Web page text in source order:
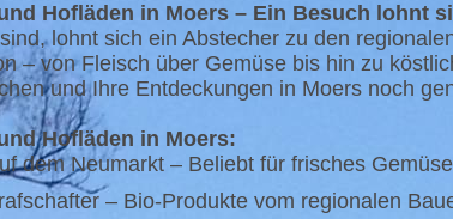
Hofläden in Moers – Ein Besuch lohnt
lohnt sich ein Abstecher zu den
– von Fleisch über Gemüse bis hin zu
und Ihre Entdeckungen in Moers noch
Hofläden in Moers:
dem Neumarkt – Beliebt für frisches
– Bio-Produkte vom regionalen